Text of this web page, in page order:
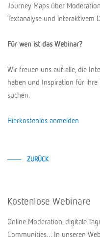
Journey Maps über
Textanalyse und interaktivem
Für wen ist das Webinar?
Wir freuen uns auf alle, die
haben und Inspiration für ihre
suchen.
Hierkostenlos anmelden
ZURÜCK
Kostenlose Webinare
Online Moderation, digitale
Communities… In unseren